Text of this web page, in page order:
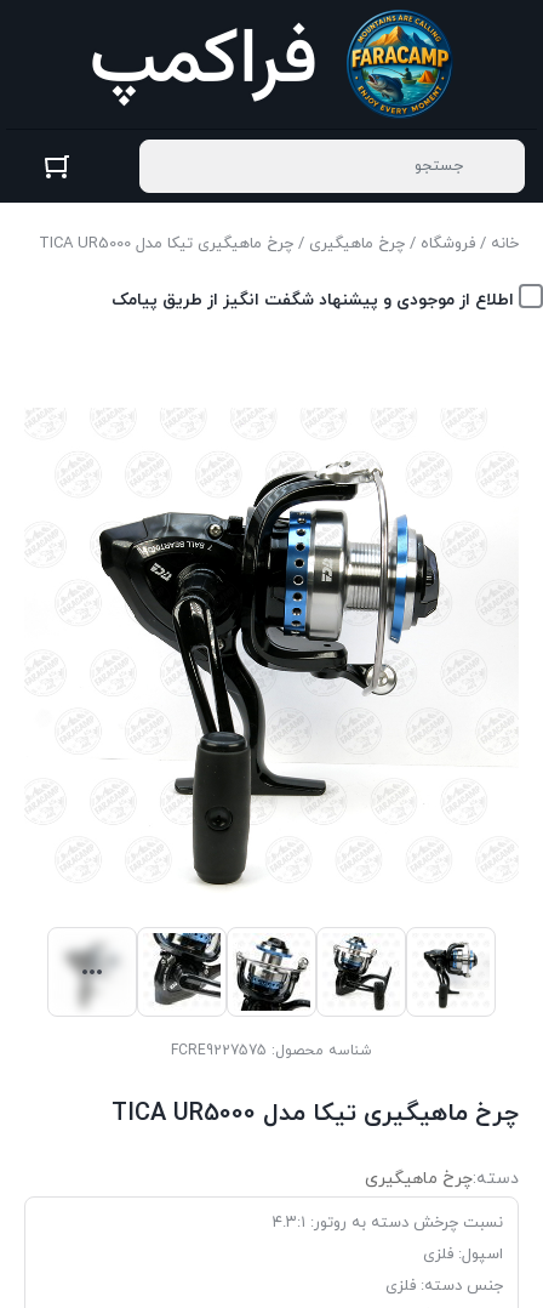
خانه / فروشگاه / چرخ ماهیگیری / چرخ ماهیگیری تیکا مدل TICA UR5000
اطلاع از موجودی و پیشنهاد شگفت انگیز از طریق پیامک
شناسه محصول: FCRE9227575
چرخ ماهیگیری تیکا مدل TICA UR5000
دسته:چرخ ماهیگیری
نسبت چرخش دسته به روتور: ۴ .۳:۱
اسپول: فلزی
جنس دسته: فلزی